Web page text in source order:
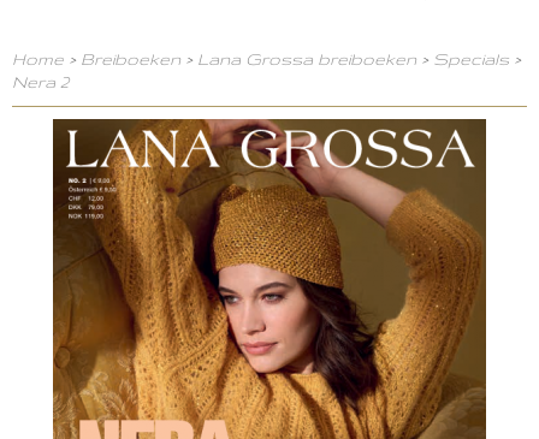
Home > Breiboeken > Lana Grossa breiboeken > Specials >
Nera 2